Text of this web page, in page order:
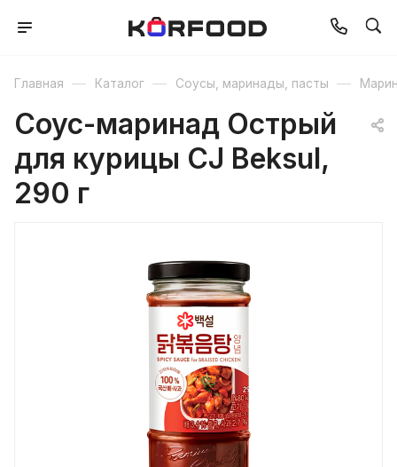
Главная — Каталог — Соусы, маринады, пасты —
Соус-маринад Острый
для курицы CJ Beksul,
290 г